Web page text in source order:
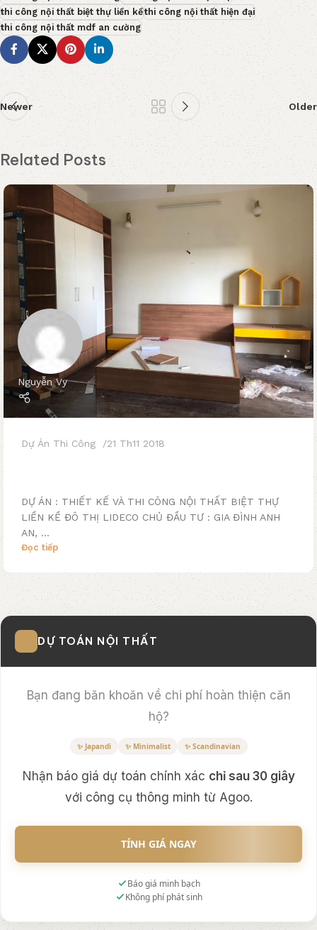
thi công nội thất biệt thự liền kềthi công nội thất hiện đại
thi công nội thất mdf an cường
Newer Older
Related Posts
Nguyễn Vy
Dự Án Thi Công 21 Th11 2018
DỰ ÁN : THIẾT KẾ VÀ THI CÔNG NỘI THẤT BIỆT THỰ
LIỀN KỀ ĐÔ THỊ LIDECO CHỦ ĐẦU TƯ : GIA ĐÌNH ANH
AN, ...
Đọc tiếp
DỰ TOÁN NỘI THẤT
Bạn đang băn khoăn về chi phí hoàn thiện căn
hộ?
✨ Japandi ✨ Minimalist ✨ Scandinavian
Nhận báo giá dự toán chính xác chỉ sau 30 giây
với công cụ thông minh từ Agoo.
TÍNH GIÁ NGAY
Báo giá minh bạch
Không phí phát sinh